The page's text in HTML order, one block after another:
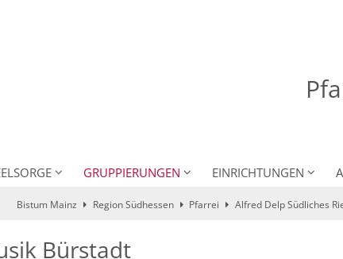
GRUPPIERUNGEN EINRICHTUNGEN
Bistum Mainz Region Südhessen Pfarrei Alfred Delp Südliches
Bürstadt